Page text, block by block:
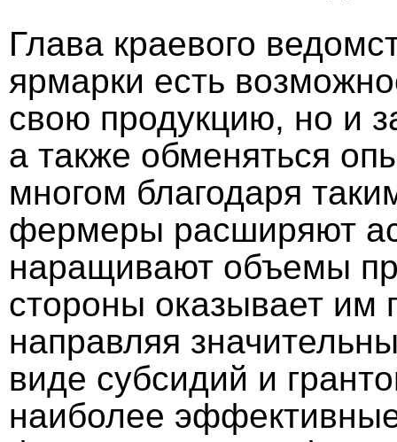
Глава краевого
ярмарки есть
свою продукцию, но и
а также обменяться
многом благодаря
фермеры расширяют
наращивают объемы
стороны оказывает им
направляя
виде субсидий и
наиболее